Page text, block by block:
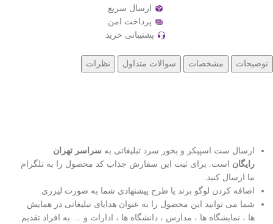
ارسال سریع
پرداخت امن
پشتیبانی خرید
توضیحات مشخصات سوالات متداول نظرات
ارسال ست اسپیکر و بخور سرد تبلیغاتی به سراسر تهران
رایگان است. برای ثبت این سفارش جذاب کد محصول را به تلگرام
ما ارسال کنید.
اضافه کردن لوگو برند یا طرح پیشنهادی شما به صورت لیزری
شما می توانید این محصول را به عنوان هدایای تبلیغاتی در همایش
ها ، نمایشگاه ها ، مدارس ، دانشگاه ها ، ادارات و … به افراد تقدیم